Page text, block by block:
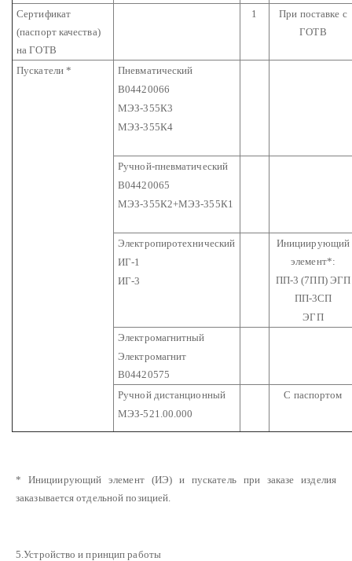
Сертификат
(паспорт качества)
на ГОТВ
1
При поставке с
ГОТВ
Пускатели *
Пневматический
В04420066
МЭЗ-355К3
МЭЗ-355К4
Ручной-пневматический
В04420065
МЭЗ-355К2+МЭЗ-355К1
Электропиротехнический
ИГ-1
ИГ-3
Инициирующий
элемент*:
ПП-3 (7ПП) ЭГП
ПП-3СП
ЭГП
Электромагнитный
Электромагнит
В04420575
Ручной дистанционный
МЭЗ-521.00.000
С паспортом
* Инициирующий элемент (ИЭ) и пускатель при заказе изделия
заказывается отдельной позицией.
5.Устройство и принцип работы